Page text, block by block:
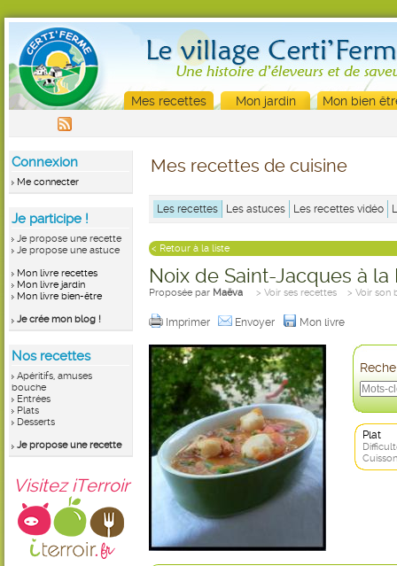
Mes recettes Mon jardin Mon bien
Connexion
Me connecter
Je participe !
Je propose une recette
Je propose une astuce
Mon livre recettes
Mon livre jardin
Mon livre bien-être
Je crée mon blog !
Nos recettes
Apéritifs, amuses
bouche
Entrées
Plats
Desserts
Je propose une recette
Visitez iTerroir
Mes recettes de cuisine
Les recettes Les astuces Les recettes vidéo
< Retour à la liste
Noix de Saint-Jacques à la
Proposée par Maëva > Voir ses recettes > Voir son
Imprimer Envoyer Mon livre
Plat